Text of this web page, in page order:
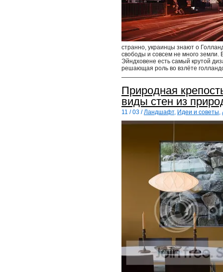
странно, украинцы знают о
свободы и совсем не много земли.
Эйндховене есть самый крутой
решающая роль во взлёте
Природная
виды стен из
11 / 03 /Ландшафт, Идеи и советы,